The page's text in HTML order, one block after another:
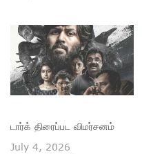
டார்க் திரைப்பட விமர்சனம்
July 4, 2026